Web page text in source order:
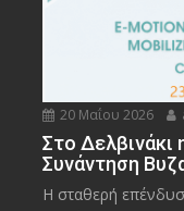
20 Μαΐου 2026
Στο Δελβινάκι
Συνάντηση
Η σταθερή